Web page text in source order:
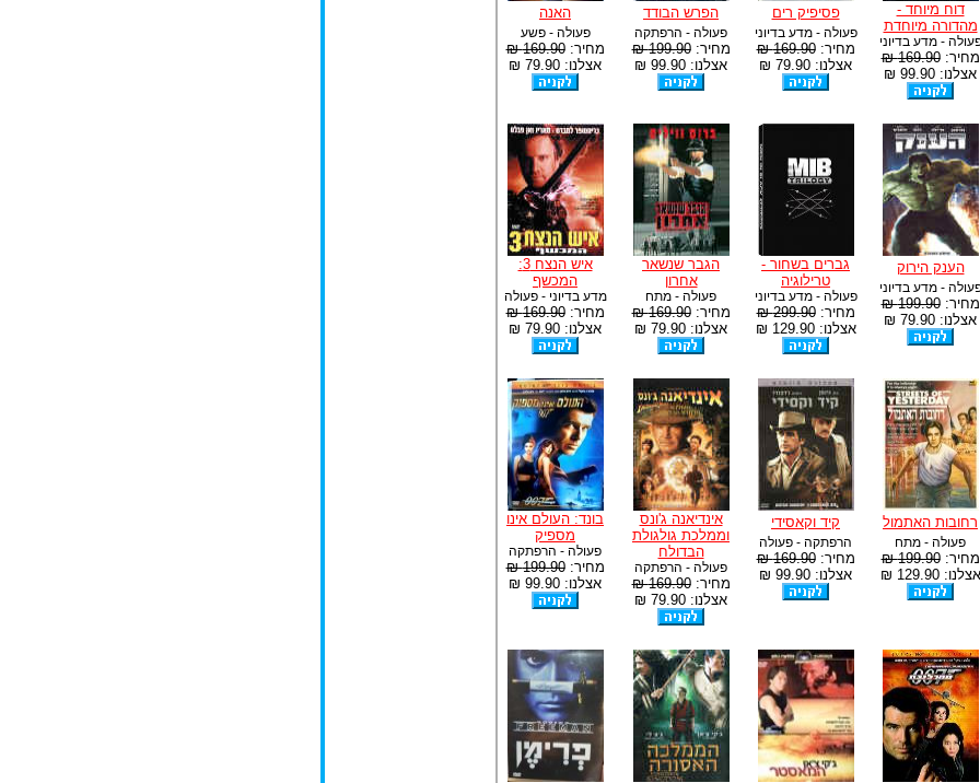
דוח מיוחד -
מהדורה מיוחדת
- מדע בדיוני
מחיר:169.90 ₪
אצלנו: 99.90 ₪
פסיפיק רים
פעולה - מדע בדיוני
מחיר:169.90 ₪
אצלנו: 79.90 ₪
הפרש הבודד
פעולה - הרפתקה
מחיר:199.90 ₪
אצלנו: 99.90 ₪
האנה
פעולה - פשע
מחיר:169.90 ₪
אצלנו: 79.90 ₪
הענק הירוק
- מדע בדיוני
מחיר:199.90 ₪
אצלנו: 79.90 ₪
גברים בשחור -
טרילוגיה
פעולה - מדע בדיוני
מחיר:299.90 ₪
אצלנו: 129.90 ₪
הגבר שנשאר
אחרון
פעולה - מתח
מחיר:169.90 ₪
אצלנו: 79.90 ₪
איש הנצח 3:
המכשף
מדע בדיוני - פעולה
מחיר:169.90 ₪
אצלנו: 79.90 ₪
רחובות האתמול
פעולה - מתח
מחיר:199.90 ₪
אצלנו: 129.90 ₪
קיד וקאסידי
הרפתקה - פעולה
מחיר:169.90 ₪
אצלנו: 99.90 ₪
אינדיאנה ג'ונס
וממלכת גולגולת
הבדולח
פעולה - הרפתקה
מחיר:169.90 ₪
אצלנו: 79.90 ₪
בונד: העולם אינו
מספיק
פעולה - הרפתקה
מחיר:199.90 ₪
אצלנו: 99.90 ₪